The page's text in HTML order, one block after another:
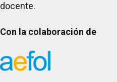
docente.
Con la colaboración de